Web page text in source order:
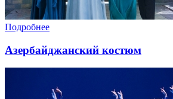
Подробнее
Азербайджанский костюм